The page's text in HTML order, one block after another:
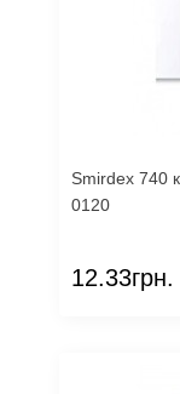
Smirdex 740
0120
12.33грн.